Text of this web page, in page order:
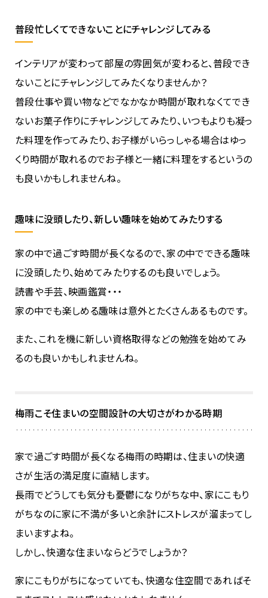
普段忙しくてできないことにチャレンジしてみる
インテリアが変わって部屋の雰囲気が変わると、普段でき
ないことにチャレンジしてみたくなりませんか？
普段仕事や買い物などでなかなか時間が取れなくてでき
ないお菓子作りにチャレンジしてみたり、いつもよりも凝っ
た料理を作ってみたり、お子様がいらっしゃる場合はゆっ
くり時間が取れるのでお子様と一緒に料理をするというの
も良いかもしれませんね。
趣味に没頭したり、新しい趣味を始めてみたりする
家の中で過ごす時間が長くなるので、家の中でできる趣味
に没頭したり、始めてみたりするのも良いでしょう。
読書や手芸、映画鑑賞・・・
家の中でも楽しめる趣味は意外とたくさんあるものです。
また、これを機に新しい資格取得などの勉強を始めてみ
るのも良いかもしれませんね。
梅雨こそ住まいの空間設計の大切さがわかる時期
家で過ごす時間が長くなる梅雨の時期は、住まいの快適
さが生活の満足度に直結します。
長雨でどうしても気分も憂鬱になりがちな中、家にこもり
がちなのに家に不満が多いと余計にストレスが溜まってし
まいますよね。
しかし、快適な住まいならどうでしょうか？
家にこもりがちになっていても、快適な住空間であればそ